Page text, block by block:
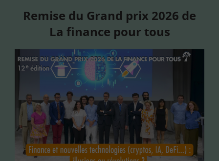
Remise du Grand prix 2026 de
La finance pour tous